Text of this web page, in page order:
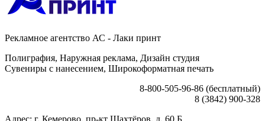
Рекламное агентство АС - Лаки принт
Полиграфия, Наружная реклама, Дизайн студия
Сувениры с нанесением, Широкоформатная печать
8-800-505-96-86 (бесплатный)
8 (3842) 900-328
Адрес: г. Кемерово, пр-кт Шахтёров, д. 60 Б